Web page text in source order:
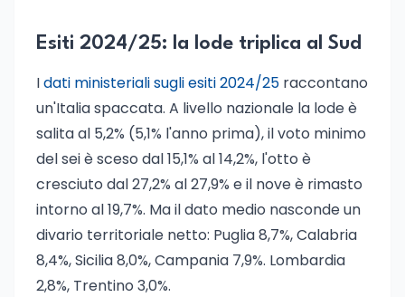
Esiti 2024/25: la lode triplica al Sud
Idati ministeriali sugli esiti 2024/25 raccontano
un'Italia spaccata. A livello nazionale la lode è
salita al 5,2% (5,1% l'anno prima), il voto minimo
del sei è sceso dal 15,1% al 14,2%, l'otto è
cresciuto dal 27,2% al 27,9% e il nove è rimasto
intorno al 19,7%. Ma il dato medio nasconde un
divario territoriale netto: Puglia 8,7%, Calabria
8,4%, Sicilia 8,0%, Campania 7,9%. Lombardia
2,8%, Trentino 3,0%.